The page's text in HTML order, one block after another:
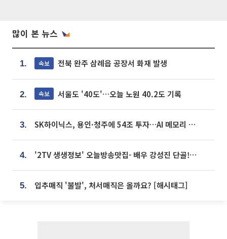
많이 본 뉴스
1. 속보 전북 완주 삼례읍 공장서 화재 발생
2. 속보 서울도 '40도'…오늘 노원 40.2도 기록
3. SK하이닉스, 용인·청주에 54조 투자…AI 메모리 생산기지 키운다
4. '2TV 생생정보' 오늘방송맛집- 배우 강성진 단골! 쌀국수ㆍ푸팟퐁 커리 맛집 '블○○○'
5. 입추매직 '불발', 처서매직은 올까요? [해시태그]